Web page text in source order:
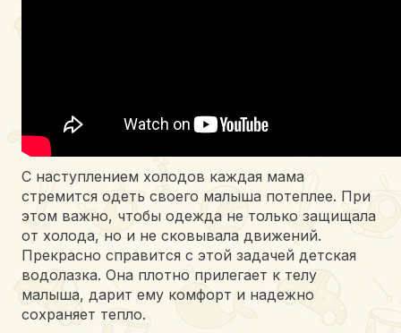
С наступлением холодов каждая мама
стремится одеть своего малыша потеплее. При
этом важно, чтобы одежда не только защищала
от холода, но и не сковывала движений.
Прекрасно справится с этой задачей детская
водолазка. Она плотно прилегает к телу
малыша, дарит ему комфорт и надежно
сохраняет тепло.